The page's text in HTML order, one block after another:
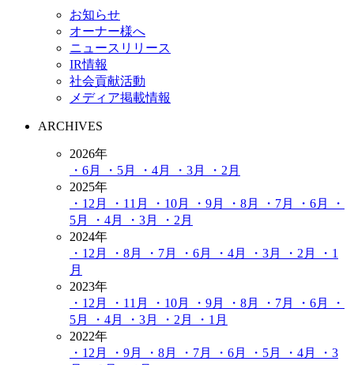
お知らせ
オーナー様へ
ニュースリリース
IR情報
社会貢献活動
メディア掲載情報
ARCHIVES
2026年
・6月
・5月 ・4月 ・3月
・2月
2025年
・12月
・11月 ・10月 ・9月 ・8月 ・7月 ・6月
・
5月
・4月 ・3月
・2月
2024年
・12月
・8月 ・7月 ・6月 ・4月 ・3月 ・2月
・1
月
2023年
・12月
・11月 ・10月 ・9月 ・8月 ・7月 ・6月
・
5月
・4月 ・3月 ・2月
・1月
2022年
・12月
・9月 ・8月 ・7月 ・6月 ・5月 ・4月
・3